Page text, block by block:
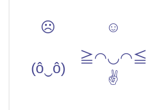
☹ ☺
(ô‿ô)
≧◠◡◠≦
✌